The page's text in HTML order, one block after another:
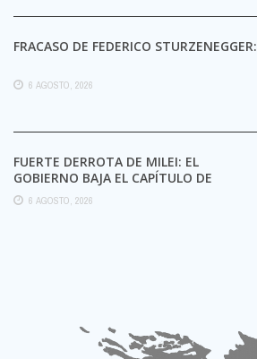
FRACASO DE FEDERICO STURZENEGGER:
6 AGOSTO, 2026
FUERTE DERROTA DE MILEI: EL
GOBIERNO BAJA EL CAPÍTULO DE
EXTRANJERIZACIÓN DE TIERRAS
6 AGOSTO, 2026